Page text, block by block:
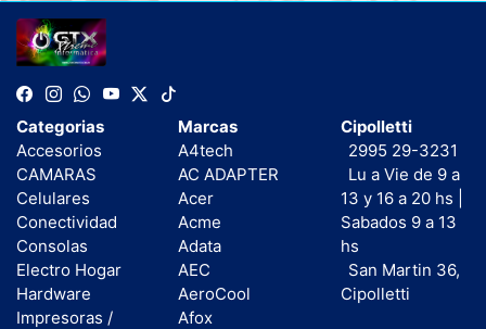
Categorias
Accesorios
CAMARAS
Celulares
Conectividad
Consolas
Electro Hogar
Hardware
Impresoras /
Marcas
A4tech
AC ADAPTER
Acer
Acme
Adata
AEC
AeroCool
Afox
Cipolletti
2995 29-3231
Lu a Vie de 9 a
13 y 16 a 20 hs |
Sabados 9 a 13
hs
San Martin 36,
Cipolletti